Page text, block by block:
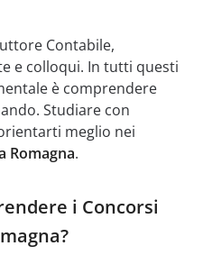
Contabile,
e colloqui. In tutti questi
è comprendere
Studiare con
meglio nei
Romagna.
i Concorsi